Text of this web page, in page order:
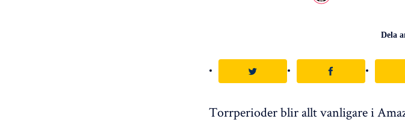
Dela
Torrperioder blir allt vanligare i